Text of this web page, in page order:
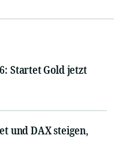
Startet Gold jetzt
und DAX steigen,